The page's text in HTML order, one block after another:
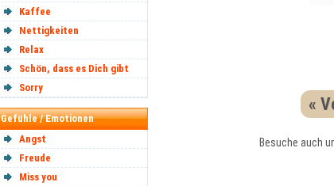
Kaffee
Nettigkeiten
Relax
Schön, dass es Dich gibt
Sorry
Gefühle / Emotionen
Angst
Freude
Miss you
«
Besuche auch